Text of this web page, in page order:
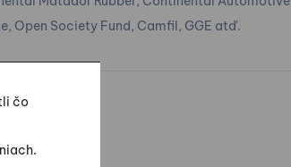
Open Society Fund, Camfil, GGE atď.
čo